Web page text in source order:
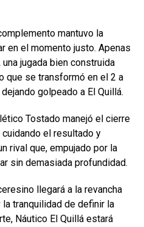
mantuvo la
en el momento justo. Apenas
jugada bien construida
que se transformó en el 2 a
golpeado a El Quillá.
Tostado manejó el cierre
el resultado y
rival que, empujado por la
sin demasiada profundidad.
llegará a la revancha
tranquilidad de definir la
Náutico El Quillá estará